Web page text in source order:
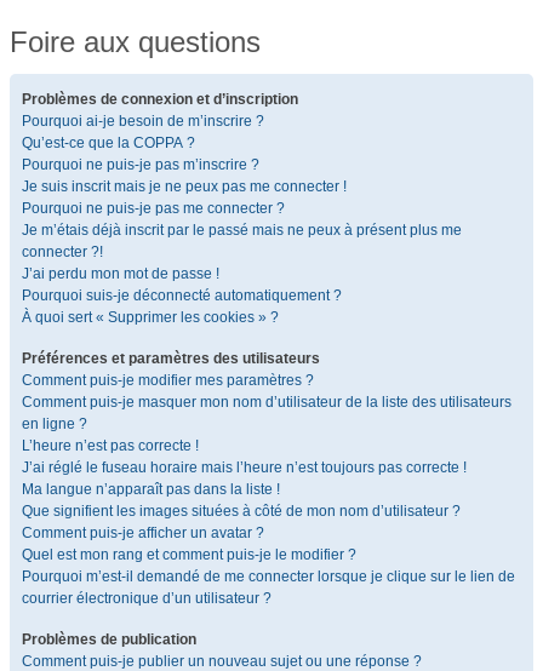
Foire aux questions
Problèmes de connexion et d’inscription
Pourquoi ai-je besoin de m’inscrire ?
Qu’est-ce que la COPPA ?
Pourquoi ne puis-je pas m’inscrire ?
Je suis inscrit mais je ne peux pas me connecter !
Pourquoi ne puis-je pas me connecter ?
Je m’étais déjà inscrit par le passé mais ne peux à présent plus me
connecter ?!
J’ai perdu mon mot de passe !
Pourquoi suis-je déconnecté automatiquement ?
À quoi sert « Supprimer les cookies » ?
Préférences et paramètres des utilisateurs
Comment puis-je modifier mes paramètres ?
Comment puis-je masquer mon nom d’utilisateur de la liste des utilisateurs
en ligne ?
L’heure n’est pas correcte !
J’ai réglé le fuseau horaire mais l’heure n’est toujours pas correcte !
Ma langue n’apparaît pas dans la liste !
Que signifient les images situées à côté de mon nom d’utilisateur ?
Comment puis-je afficher un avatar ?
Quel est mon rang et comment puis-je le modifier ?
Pourquoi m’est-il demandé de me connecter lorsque je clique sur le lien de
courrier électronique d’un utilisateur ?
Problèmes de publication
Comment puis-je publier un nouveau sujet ou une réponse ?